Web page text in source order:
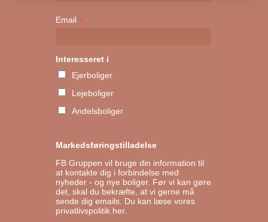
Email *
Interesseret i
Ejerboliger
Lejeboliger
Andelsboliger
Markedsføringstilladelse
FB Gruppen vil bruge din information til
at kontakte dig i forbindelse med
nyheder - og nye boliger. Før vi kan gøre
det, skal du bekræfte, at vi gerne må
sende dig emails. Du kan læse vores
privatlivspolitik her.